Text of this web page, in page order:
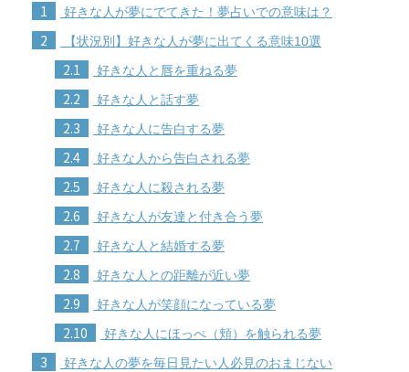
1 好きな人が夢にでてきた！夢占いでの意味は？
2 【状況別】好きな人が夢に出てくる意味10選
2.1 好きな人と唇を重ねる夢
2.2 好きな人と話す夢
2.3 好きな人に告白する夢
2.4 好きな人から告白される夢
2.5 好きな人に殺される夢
2.6 好きな人が友達と付き合う夢
2.7 好きな人と結婚する夢
2.8 好きな人との距離が近い夢
2.9 好きな人が笑顔になっている夢
2.10 好きな人にほっぺ（頬）を触られる夢
3 好きな人の夢を毎日見たい人必見のおまじない